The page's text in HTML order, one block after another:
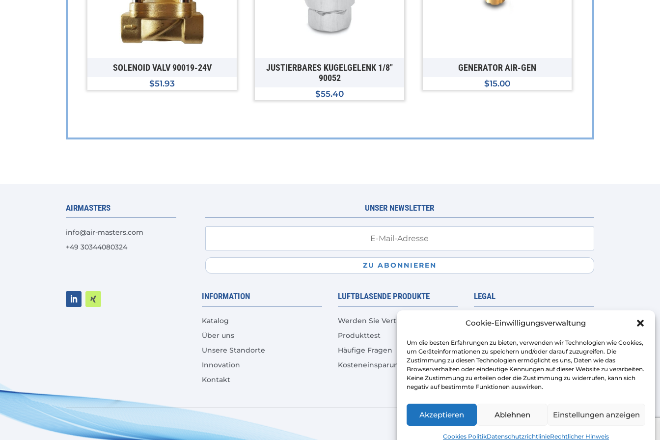
Cookie-Einwilligungsverwaltung
Um die besten Erfahrungen zu bieten, verwenden wir Technologien wie Cookies,
um Geräteinformationen zu speichern und/oder darauf zuzugreifen. Die
Zustimmung zu diesen Technologien ermöglicht es uns, Daten wie das
Browserverhalten oder eindeutige Kennungen auf dieser Website zu verarbeiten.
Keine Zustimmung zu erteilen oder die Zustimmung zu widerrufen, kann sich
negativ auf bestimmte Funktionen auswirken.
Akzeptieren Ablehnen Einstellungen anzeigen
Cookies PolitikDatenschutzrichtlinieRechtlicher Hinweis
SOLENOID VALV 90019-24V
$51.93
JUSTIERBARES KUGELGELENK 1/8″
90052
$55.40
GENERATOR AIR-GEN
$15.00
AIRMASTERS
info@air-masters.com
+49 30344080324
UNSER NEWSLETTER
ZU ABONNIEREN
INFORMATION
Katalog
Über uns
Unsere Standorte
Innovation
Kontakt
LUFTBLASENDE PRODUKTE
Werden Sie Vertriebspartner
Produkttest
Häufige Fragen
Kosteneinsparungsrechner
LEGAL
Rechtliche Warnung
Verkaufsbedingungen der
Plattform
Cookie-Richtlinie
Copyright © 2026 | AIRMASTERS TECHNOLOGY SL